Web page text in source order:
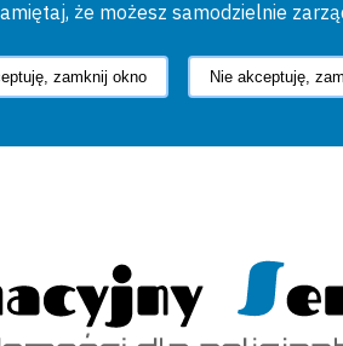
że możesz samodzielnie
zamknij okno Nie akceptuję,